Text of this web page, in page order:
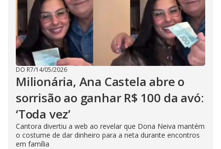
DO R7/14/05/2026
Milionária, Ana Castela abre o
sorrisão ao ganhar R$ 100 da avó:
‘Toda vez’
Cantora divertiu a web ao revelar que Dona Neiva mantém
o costume de dar dinheiro para a neta durante encontros
em família